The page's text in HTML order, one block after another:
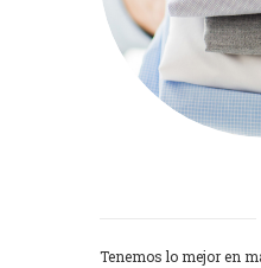
Tenemos lo mejor en